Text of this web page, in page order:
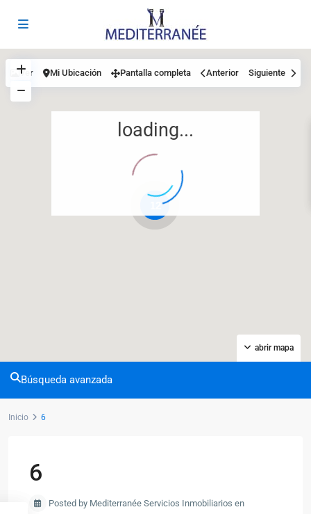
loading...
abrir mapa
Ver Mi Ubicación Pantalla completa Anterior Siguiente
Búsqueda avanzada
Inicio 6
6
Posted by Mediterranée Servicios Inmobiliarios en